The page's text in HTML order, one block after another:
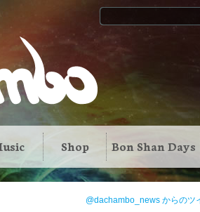
Shop Bon Shan Days
@dachambo_news からのツ